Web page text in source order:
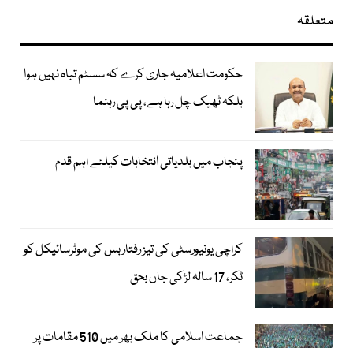
متعلقہ
حکومت اعلامیہ جاری کرے کہ سسٹم تباہ نہیں ہوا
بلکہ ٹھیک چل رہا ہے، پی پی رہنما
پنجاب میں بلدیاتی انتخابات کیلئے اہم قدم
کراچی یونیورسٹی کی تیز رفتار بس کی موٹرسائیکل کو
ٹکر، 17 سالہ لڑکی جاں بحق
جماعت اسلامی کا ملک بھر میں 510 مقامات پر